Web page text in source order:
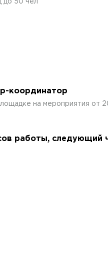
до 50 чел
координатор
на мероприятия от
работы, следующий